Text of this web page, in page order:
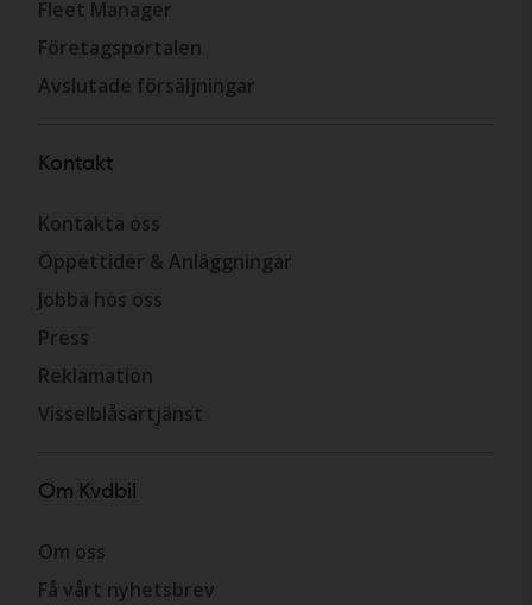
Fleet Manager
Företagsportalen
Avslutade försäljningar
Kontakt
Kontakta oss
Öppettider & Anläggningar
Jobba hos oss
Press
Reklamation
Visselblåsartjänst
Om Kvdbil
Om oss
Få vårt nyhetsbrev